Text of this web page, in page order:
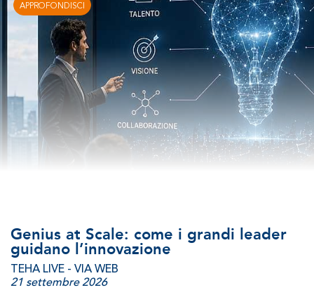
Genius at Scale: come i grandi leader
guidano l’innovazione
TEHA LIVE - VIA WEB
21 settembre 2026
APPROFONDISCI